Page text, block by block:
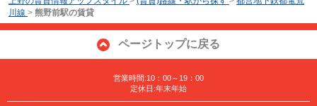
川線 > 熊野前駅の賃貸
ページトップに戻る
営業時間:10：00～19：00
定休日:年末年始